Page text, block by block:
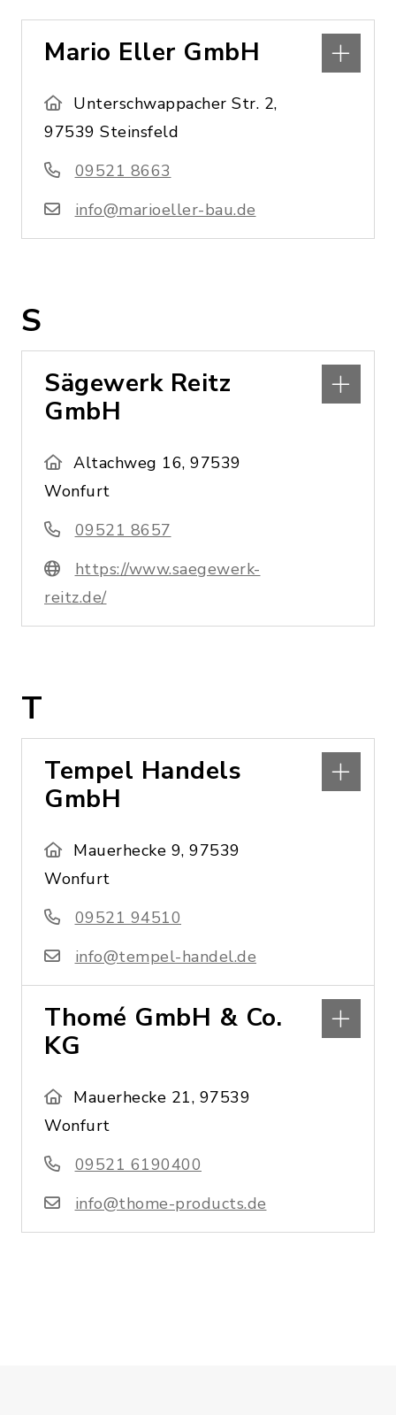
Mario Eller GmbH
Unterschwappacher Str. 2,
97539 Steinsfeld
09521 8663
info@marioeller-bau.de
S
Sägewerk Reitz
GmbH
Altachweg 16, 97539
Wonfurt
09521 8657
https://www.saegewerk-
reitz.de/
T
Tempel Handels
GmbH
Mauerhecke 9, 97539
Wonfurt
09521 94510
info@tempel-handel.de
Thomé GmbH & Co.
KG
Mauerhecke 21, 97539
Wonfurt
09521 6190400
info@thome-products.de